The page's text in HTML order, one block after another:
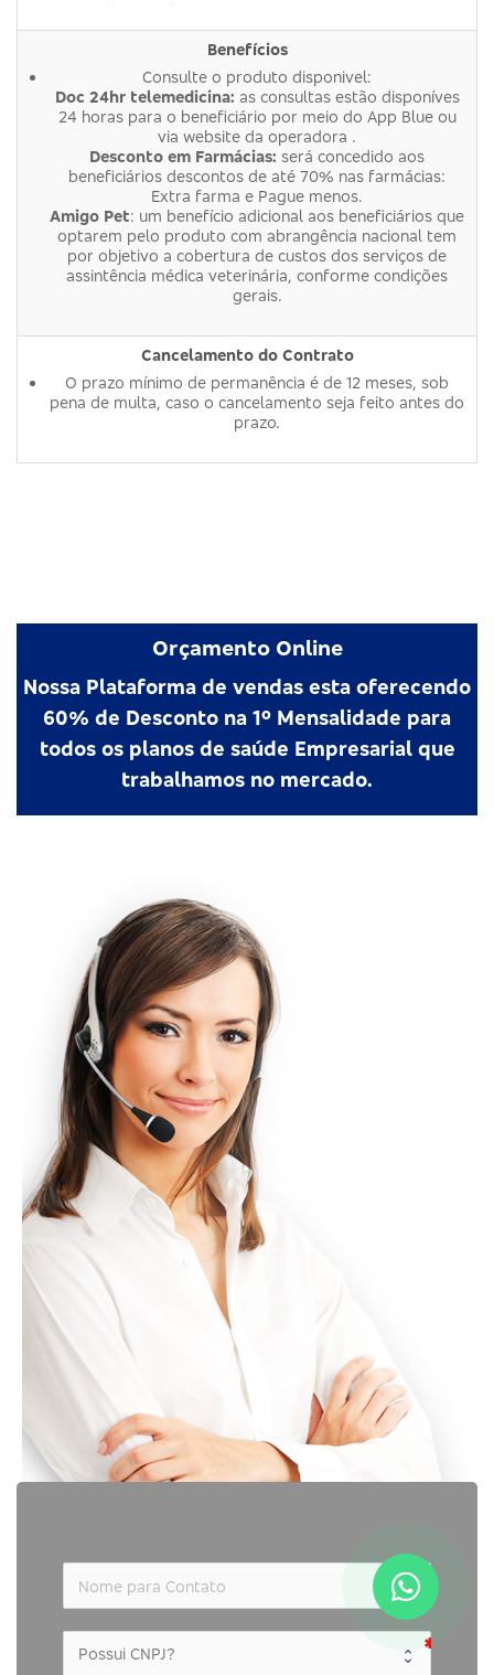
Benefícios
Consulte o produto disponivel:
Doc 24hr telemedicina: as consultas estão disponíves
24 horas para o beneficiário por meio do App Blue ou
via website da operadora .
Desconto em Farmácias:será concedido aos
beneficiários descontos de até 70% nas farmácias:
Extra farma e Pague menos.
Amigo Pet: um benefício adicional aos beneficiários que
optarem pelo produto com abrangência nacional tem
por objetivo a cobertura de custos dos serviços de
assintência médica veterinária, conforme condições
gerais.
Cancelamento do Contrato
O prazo mínimo de permanência é de 12 meses, sob
pena de multa, caso o cancelamento seja feito antes do
prazo.
Orçamento Online
Nossa Plataforma de vendas esta oferecendo
60% de Desconto na 1º Mensalidade para
todos os planos de saúde Empresarial que
trabalhamos no mercado.